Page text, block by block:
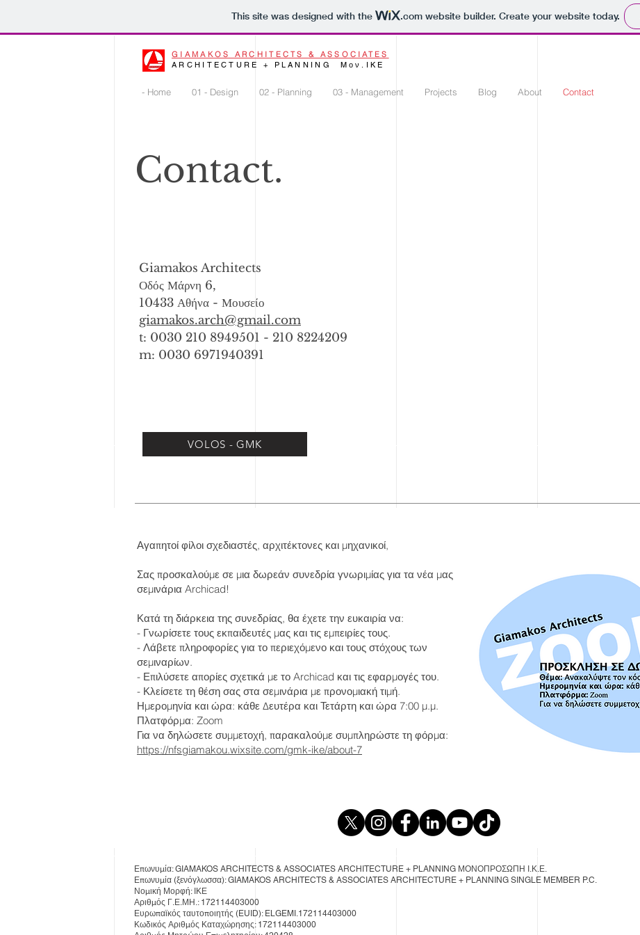
This site was designed with the .comwebsite builder. Create your website today.
GIAMAKOS ARCHITECTS & ASSOCIATES
ARCHITECTURE + PLANNING Mον.IKE
- Home 01 - Design 02 - Planning 03 - Management Projects Blog About Contact
Contact.
Giamakos Architects
Οδός Μάρνη 6,
10433 Αθήνα - Μουσείο
giamakos.arch@gmail.com
t: 0030 210 8949501 - 210 8224209
m: 0030 6971940391
VOLOS - GMK
Αγαπητοί φίλοι σχεδιαστές, αρχιτέκτονες και μηχανικοί,
Σας προσκαλούμε σε μια δωρεάν συνεδρία γνωριμίας για τα νέα μας
σεμινάρια Archicad!
Κατά τη διάρκεια της συνεδρίας, θα έχετε την ευκαιρία να:
- Γνωρίσετε τους εκπαιδευτές μας και τις εμπειρίες τους.
- Λάβετε πληροφορίες για το περιεχόμενο και τους στόχους των
σεμιναρίων.
- Επιλύσετε απορίες σχετικά με το Archicad και τις εφαρμογές του.
- Κλείσετε τη θέση σας στα σεμινάρια με προνομιακή τιμή.
Ημερομηνία και ώρα: κάθε Δευτέρα και Τετάρτη και ώρα 7:00 μ.μ.
Πλατφόρμα: Zoom
Για να δηλώσετε συμμετοχή, παρακαλούμε συμπληρώστε τη φόρμα:
https://nfsgiamakou.wixsite.com/gmk-ike/about-7
Επωνυμία: GIAMAKOS ARCHITECTS & ASSOCIATES ARCHITECTURE + PLANNING ΜΟΝΟΠΡΟΣΩΠΗ Ι.Κ.Ε.
Επωνυμία (ξενόγλωσσα): GIAMAKOS ARCHITECTS & ASSOCIATES ARCHITECTURE + PLANNING SINGLE MEMBER P.C.
Νομική Μορφή: ΙΚΕ
Αριθμός Γ.Ε.ΜΗ.: 172114403000
Ευρωπαϊκός ταυτοποιητής (EUID): ELGEMI.172114403000
Κωδικός Αριθμός Καταχώρησης: 172114403000